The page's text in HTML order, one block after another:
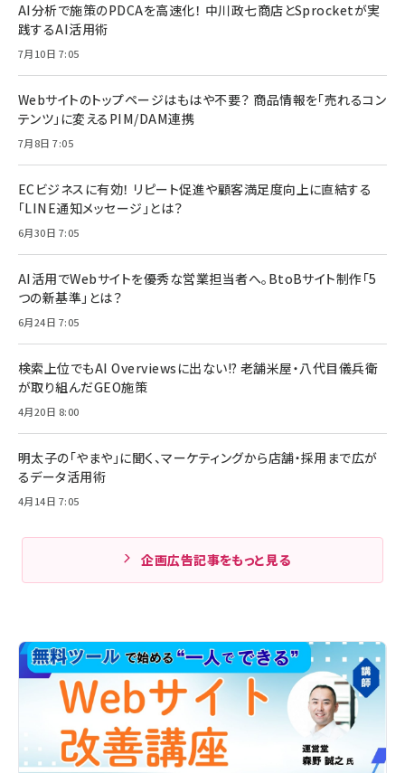
AI分析で施策のPDCAを高速化！ 中川政七商店とSprocketが実
践するAI活用術
7月10日 7:05
Webサイトのトップページはもはや不要？ 商品情報を「売れるコン
テンツ」に変えるPIM/DAM連携
7月8日 7:05
ECビジネスに有効！ リピート促進や顧客満足度向上に直結する
「LINE通知メッセージ」とは？
6月30日 7:05
AI活用でWebサイトを優秀な営業担当者へ。BtoBサイト制作「5
つの新基準」とは？
6月24日 7:05
検索上位でもAI Overviewsに出ない!? 老舗米屋・八代目儀兵衛
が取り組んだGEO施策
4月20日 8:00
明太子の「やまや」に聞く、マーケティングから店舗・採用まで広が
るデータ活用術
4月14日 7:05
企画広告記事をもっと見る